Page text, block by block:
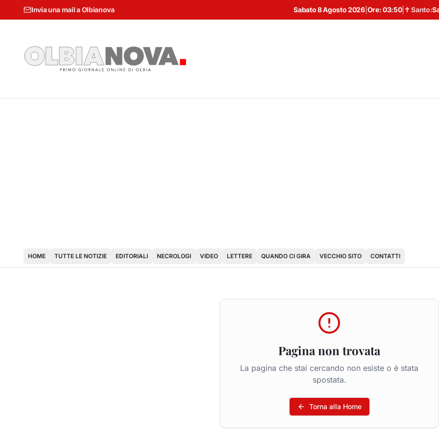
Invia una mail a Olbianova Sabato 8 Agosto 2026| Ore:03:50| ✝ Santo:
HOME TUTTE LE NOTIZIE EDITORIALI NECROLOGI VIDEO LETTERE QUANDO CI GIRA VECCHIO SITO CONTATTI
Pagina non trovata
La pagina che stai cercando non esiste o è stata
spostata.
Torna alla Home